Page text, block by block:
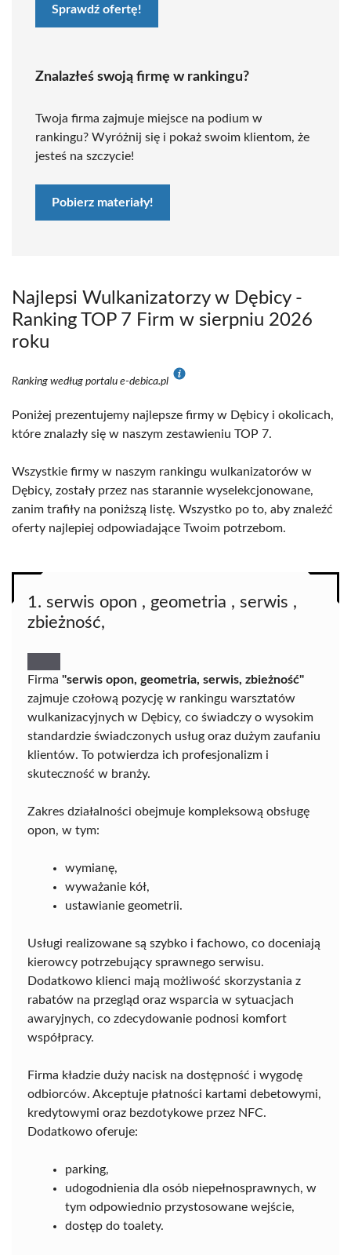
Sprawdź ofertę!
Znalazłeś swoją firmę w rankingu?
Twoja firma zajmuje miejsce na podium w
rankingu? Wyróżnij się i pokaż swoim klientom, że
jesteś na szczycie!
Pobierz materiały!
Najlepsi Wulkanizatorzy w Dębicy -
Ranking TOP 7 Firm w sierpniu 2026
roku
Ranking według portalu e-debica.pl
Poniżej prezentujemy najlepsze firmy w Dębicy i okolicach,
które znalazły się w naszym zestawieniu TOP 7.
Wszystkie firmy w naszym rankingu wulkanizatorów w
Dębicy, zostały przez nas starannie wyselekcjonowane,
zanim trafiły na poniższą listę. Wszystko po to, aby znaleźć
oferty najlepiej odpowiadające Twoim potrzebom.
1. serwis opon , geometria , serwis ,
zbieżność,
Firma "serwis opon, geometria, serwis, zbieżność"
zajmuje czołową pozycję w rankingu warsztatów
wulkanizacyjnych w Dębicy, co świadczy o wysokim
standardzie świadczonych usług oraz dużym zaufaniu
klientów. To potwierdza ich profesjonalizm i
skuteczność w branży.
Zakres działalności obejmuje kompleksową obsługę
opon, w tym:
wymianę,
wyważanie kół,
ustawianie geometrii.
Usługi realizowane są szybko i fachowo, co doceniają
kierowcy potrzebujący sprawnego serwisu.
Dodatkowo klienci mają możliwość skorzystania z
rabatów na przegląd oraz wsparcia w sytuacjach
awaryjnych, co zdecydowanie podnosi komfort
współpracy.
Firma kładzie duży nacisk na dostępność i wygodę
odbiorców. Akceptuje płatności kartami debetowymi,
kredytowymi oraz bezdotykowe przez NFC.
Dodatkowo oferuje:
parking,
udogodnienia dla osób niepełnosprawnych, w
tym odpowiednio przystosowane wejście,
dostęp do toalety.